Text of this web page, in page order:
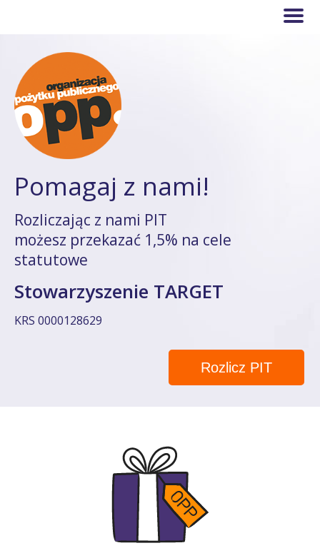
Pomagaj z nami!
Rozliczając z nami PIT
możesz przekazać 1,5% na cele
statutowe
Stowarzyszenie TARGET
KRS 0000128629
Rozlicz PIT